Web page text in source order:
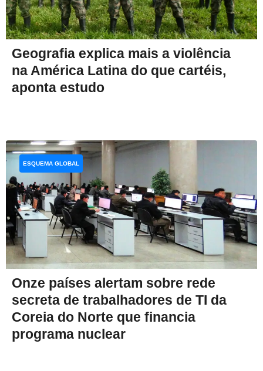
Geografia explica mais a violência
na América Latina do que cartéis,
aponta estudo
Onze países alertam sobre rede
secreta de trabalhadores de TI da
Coreia do Norte que financia
programa nuclear
ESQUEMA GLOBAL